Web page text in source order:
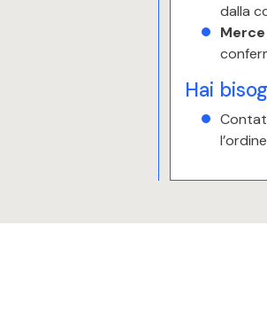
dalla
Hai